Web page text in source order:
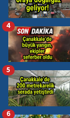
4
5
6